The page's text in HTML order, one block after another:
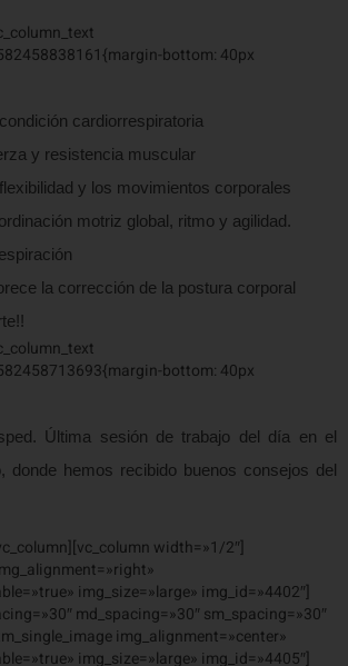
bottom: 40px
cardiorrespiratoria
y resistencia muscular
y los movimientos corporales
motriz global, ritmo y agilidad.
la corrección de la postura corporal
bottom: 40px
Última sesión de trabajo del día en el
donde hemos recibido buenos consejos del
width=»1/2″]
img_size=»large» img_id=»4402″]
md_spacing=»30″ sm_spacing=»30″
img_alignment=»center»
img_size=»large» img_id=»4405″]